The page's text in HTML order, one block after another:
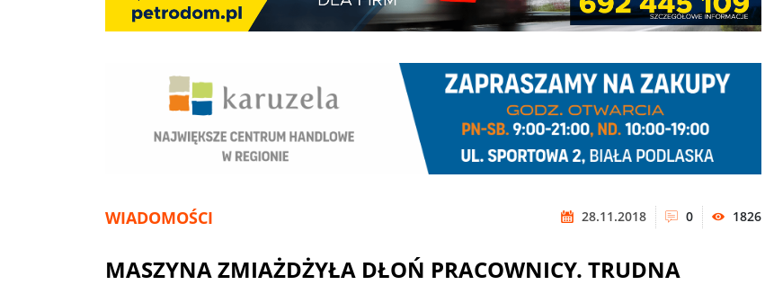
WIADOMOŚCI 28.11.2018 0 1826
MASZYNA ZMIAŻDŻYŁA DŁOŃ PRACOWNICY. TRUDNA